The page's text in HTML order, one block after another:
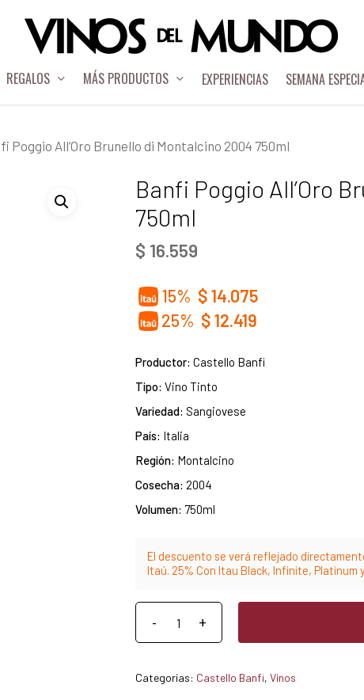
REGALOS MÁS PRODUCTOS EXPERIENCIAS SEMANA
Poggio All’Oro Brunello di Montalcino 2004 750ml
Banfi Poggio All’Oro
750ml
$ 16.559
15% $14.075
25% $12.419
Productor: Castello Banfi
Tipo: Vino Tinto
Variedad: Sangiovese
País: Italia
Región: Montalcino
Cosecha: 2004
Volumen: 750ml
El descuento se verá reflejado
Itaú. 25% Con Itau Black, Infinite, Platinum
Categorías: Castello Banfi, Vinos